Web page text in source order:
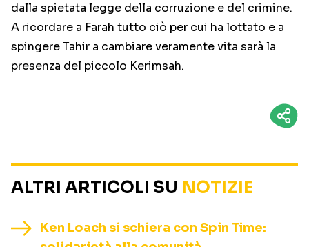
dalla spietata legge della corruzione e del crimine.
A ricordare a Farah tutto ciò per cui ha lottato e a
spingere Tahir a cambiare veramente vita sarà la
presenza del piccolo Kerimsah.
ALTRI ARTICOLI SU NOTIZIE
Ken Loach si schiera con Spin Time: